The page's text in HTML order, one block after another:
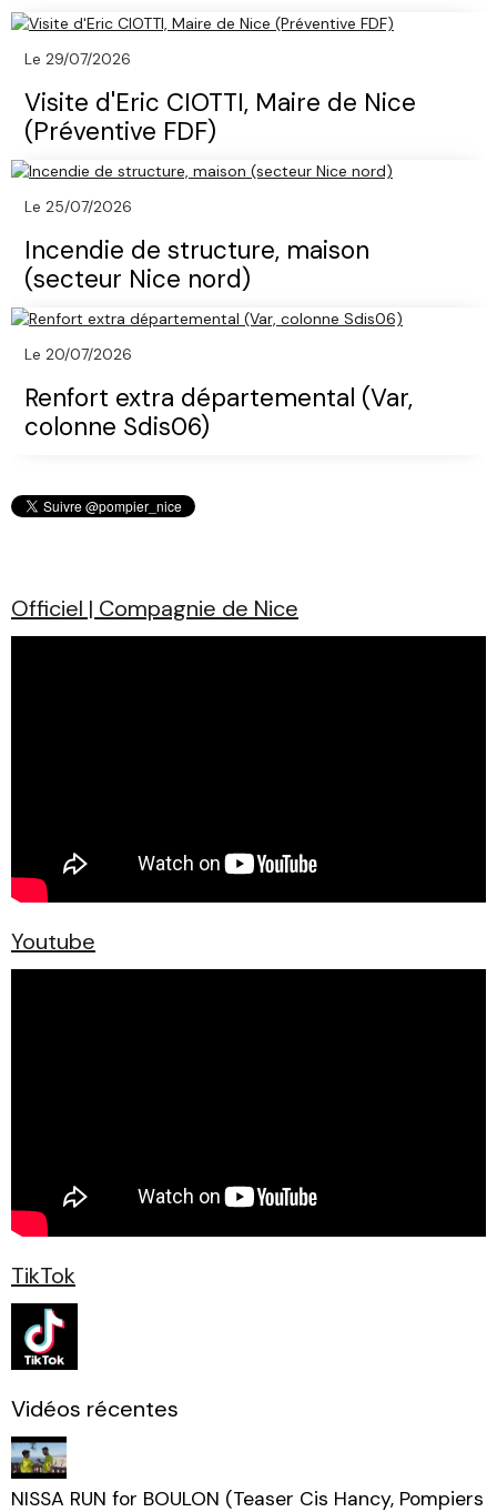
Le 29/07/2026
Visite d'Eric CIOTTI, Maire de Nice
(Préventive FDF)
Le 25/07/2026
Incendie de structure, maison
(secteur Nice nord)
Le 20/07/2026
Renfort extra départemental (Var,
colonne Sdis06)
Officiel | Compagnie de Nice
Youtube
TikTok
Vidéos récentes
NISSA RUN for BOULON (Teaser Cis Hancy, Pompiers